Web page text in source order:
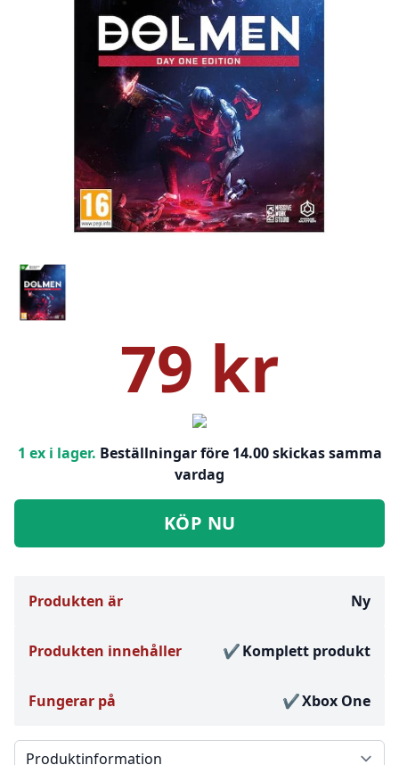
79 kr
1 ex i lager. Beställningar före 14.00 skickas samma
vardag
KÖP NU
Produkten är Ny
Produkten innehåller Komplett produkt
Fungerar på Xbox One
Välj en flik